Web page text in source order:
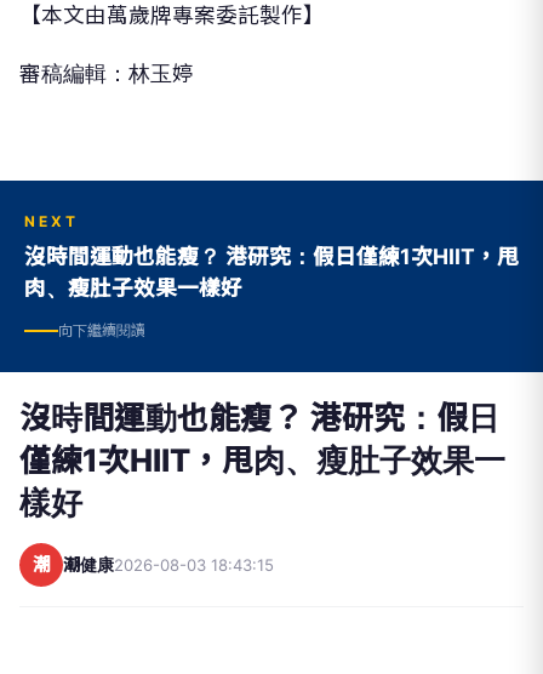
【本文由萬歲牌專案委託製作】
審稿編輯：林玉婷
NEXT
沒時間運動也能瘦？ 港研究：假日僅練1次HIIT，甩
肉、瘦肚子效果一樣好
向下繼續閱讀
沒時間運動也能瘦？ 港研究：假日
僅練1次HIIT，甩肉、瘦肚子效果一
樣好
潮 潮健康2026-08-03 18:43:15